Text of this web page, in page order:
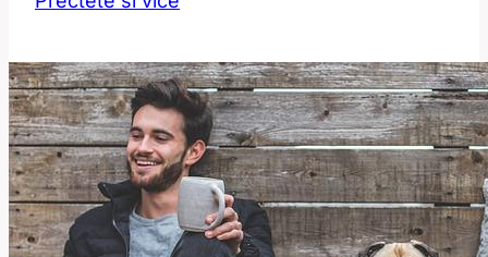
botoxu:
Základní
pravidla
pro
každého!